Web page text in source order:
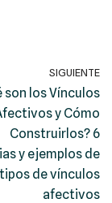
SIGUIENTE
son los Vínculos
y Cómo
Construirlos? 6
y ejemplos de
tipos de vínculos
afectivos